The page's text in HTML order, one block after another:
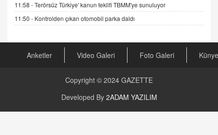
AV. RÜMEYSA ÖZKALE
Arabulucuya Başvuru Şartı
23.09.2023 16:30
Değişen yapısıyla Suriye
11:58 -Terörsüz Türkiye' kanun teklifi TBMM'ye sunuluyor
11:50 - Kontrolden çıkan otomobil parka daldı
Anketler Video Galeri Foto Galeri Künye
Copyright © 2024 GAZETTE
Developed By 2ADAM YAZILIM